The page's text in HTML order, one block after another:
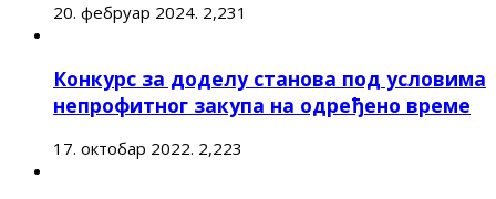
20. фебруар 2024. 2,231
Конкурс за доделу станова под условима
непрофитног закупа на одређено време
17. октобар 2022. 2,223